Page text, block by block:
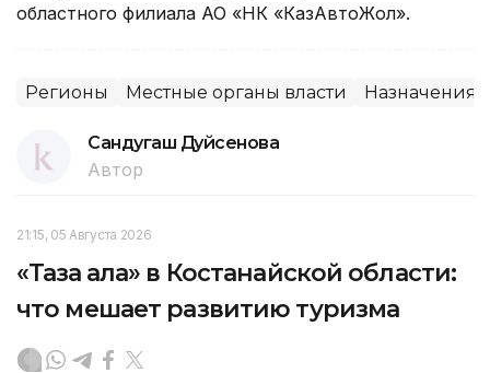
областного филиала АО «НК «КазАвтоЖол».
Регионы Местные органы власти Назначения
Сандугаш Дуйсенова
Автор
21:15, 05 Августа 2026
«Таза қала» в Костанайской области:
что мешает развитию туризма